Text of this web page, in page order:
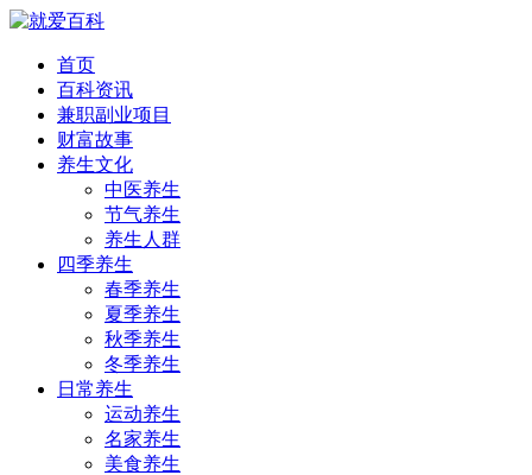
首页
百科资讯
兼职副业项目
财富故事
养生文化
中医养生
节气养生
养生人群
四季养生
春季养生
夏季养生
秋季养生
冬季养生
日常养生
运动养生
名家养生
美食养生